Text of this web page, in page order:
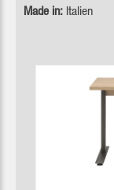
Made in: Italien